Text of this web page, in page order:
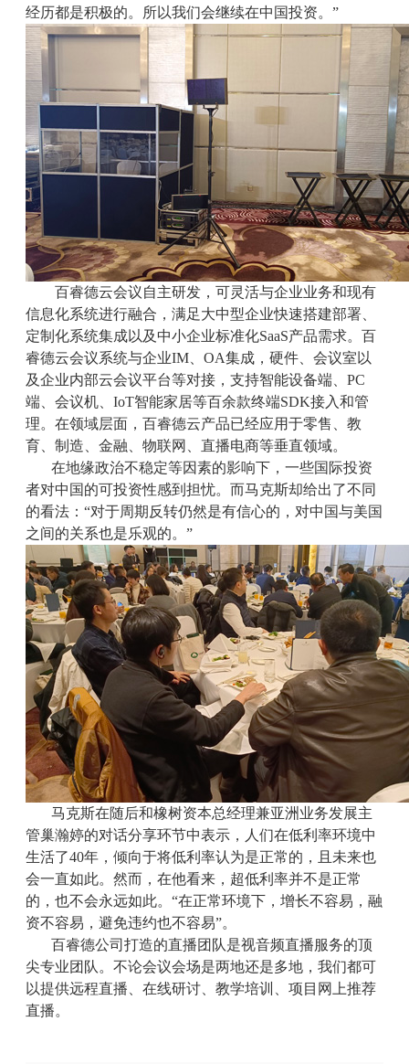
经历都是积极的。所以我们会继续在中国投资。”
百睿德云会议自主研发，可灵活与企业业务和现有
信息化系统进行融合，满足大中型企业快速搭建部署、
定制化系统集成以及中小企业标准化SaaS产品需求。百
睿德云会议系统与企业IM、OA集成，硬件、会议室以
及企业内部云会议平台等对接，支持智能设备端、PC
端、会议机、IoT智能家居等百余款终端SDK接入和管
理。在领域层面，百睿德云产品已经应用于零售、教
育、制造、金融、物联网、直播电商等垂直领域。
在地缘政治不稳定等因素的影响下，一些国际投资
者对中国的可投资性感到担忧。而马克斯却给出了不同
的看法：“对于周期反转仍然是有信心的，对中国与美国
之间的关系也是乐观的。”
马克斯在随后和橡树资本总经理兼亚洲业务发展主
管巢瀚婷的对话分享环节中表示，人们在低利率环境中
生活了40年，倾向于将低利率认为是正常的，且未来也
会一直如此。然而，在他看来，超低利率并不是正常
的，也不会永远如此。“在正常环境下，增长不容易，融
资不容易，避免违约也不容易”。
百睿德公司打造的直播团队是视音频直播服务的顶
尖专业团队。不论会议会场是两地还是多地，我们都可
以提供远程直播、在线研讨、教学培训、项目网上推荐
直播。